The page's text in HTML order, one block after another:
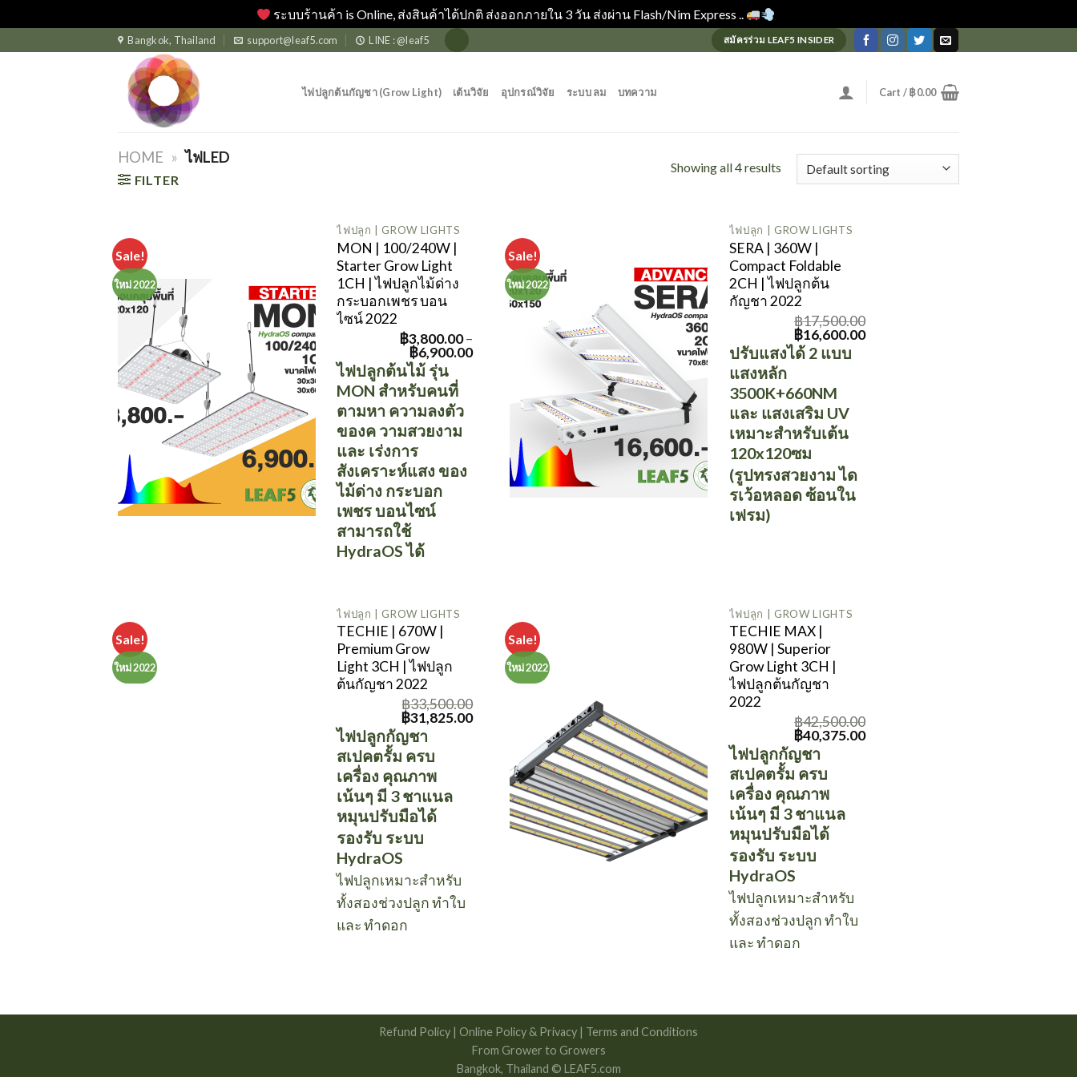
ระบบร้านค้า is Online, ส่งสินค้าได้ปกติ ส่งออกภายใน 3 วัน ส่งผ่าน Flash/Nim Express ..
to
Bangkok, Thailand support@leaf5.com LINE : @leaf5 สมัครร่วม LEAF5 INSIDER
ไฟปลูกต้นกัญชา (Grow Light) เต้นวิจัย อุปกรณ์วิจัย ระบบ ลม บทความ Cart /฿0.00
HOME » ไฟLED
FILTER
Showing all 4 results
Sale!
ใหม่ 2022
ไฟปลูก | GROW LIGHTS
MON | 100/240W |
Starter Grow Light
1CH | ไฟปลูกไม้ด่าง
กระบอกเพชร บอน
ไซน์ 2022
฿3,800.00–
฿6,900.00
ไฟปลูกต้นไม้ รุ่น
MON สำหรับคนที่
ตามหา ความลงตัว
ของค วามสวยงาม
และ เร่งการ
สังเคราะห์แสง ของ
ไม้ด่าง กระบอก
เพชร บอนไซน์
สามารถใช้
HydraOS ได้
Sale!
ใหม่ 2022
ไฟปลูก | GROW LIGHTS
SERA | 360W |
Compact Foldable
2CH | ไฟปลูกต้น
กัญชา 2022
฿17,500.00
Original
price
was:
฿16,600.00Current
ปรับแสงได้ 2 แบบ
แสงหลัก
3500K+660NM
และ แสงเสริม UV
เหมาะสำหรับเต้น
120x120ซม
(รูปทรงสวยงาม ได
รเว้อหลอด ซ้อนใน
เฟรม)
Sale!
ใหม่ 2022
ไฟปลูก | GROW LIGHTS
TECHIE | 670W |
Premium Grow
Light 3CH | ไฟปลูก
ต้นกัญชา 2022
฿33,500.00
Original
price
was:
฿33,500.00.
฿31,825.00Current
฿31,825.00.
ไฟปลูกกัญชา
สเปคตรั้ม ครบ
เครื่อง คุณภาพ
เน้นๆ มี 3 ชาแนล
หมุนปรับมือได้
รองรับ ระบบ
HydraOS
ไฟปลูกเหมาะสำหรับ
ทั้งสองช่วงปลูก ทำใบ
และ ทำดอก
Sale!
ใหม่ 2022
ไฟปลูก | GROW LIGHTS
TECHIE MAX |
980W | Superior
Grow Light 3CH |
ไฟปลูกต้นกัญชา
2022
฿42,500.00
Original
price
was:
฿42,500.00.
฿40,375.00Current
ไฟปลูกกัญชา
สเปคตรั้ม ครบ
เครื่อง คุณภาพ
เน้นๆ มี 3 ชาแนล
หมุนปรับมือได้
รองรับ ระบบ
HydraOS
ไฟปลูกเหมาะสำหรับ
ทั้งสองช่วงปลูก ทำใบ
และ ทำดอก
Refund Policy | Online Policy & Privacy | Terms and Conditions
From Grower to Growers
Bangkok, Thailand © LEAF5.com